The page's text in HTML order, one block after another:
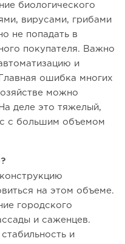
биологического
вирусами, грибами
не попадать в
покупателя. Важно
и
ошибка многих
можно
деле это тяжелый,
с большим объемом
на этом объеме.
городского
и саженцев.
и